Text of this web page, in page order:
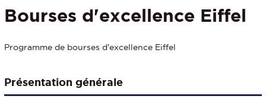
Bourses d'excellence Eiffel
Programme de bourses d'excellence Eiffel
Présentation générale